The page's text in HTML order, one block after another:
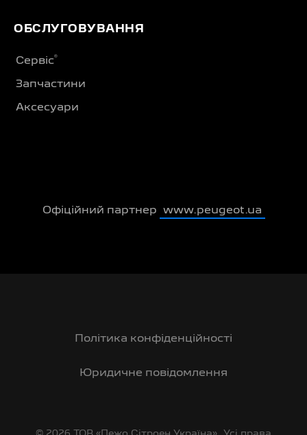
ОБСЛУГОВУВАННЯ
Сервіс®
Запчастини
Аксесуари
Офіційний партнер www.peugeot.ua
Політика конфіденційності
Юридичне повідомлення